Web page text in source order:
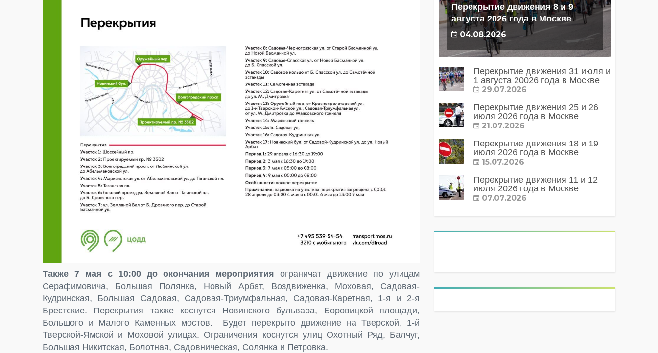
Также 7 мая с 10:00 до окончания мероприятия ограничат движение по улицам
Серафимовича, Большая Полянка, Новый Арбат, Воздвиженка, Моховая, Садовая-
Кудринская, Большая Садовая, Садовая-Триумфальная, Садовая-Каретная, 1-я и 2-я
Брестские. Перекрытия также коснутся Новинского бульвара, Боровицкой площади,
Большого и Малого Каменных мостов. Будет перекрыто движение на Тверской, 1-й
Тверской-Ямской и Моховой улицах. Ограничения коснутся улиц Охотный Ряд, Балчуг,
Большая Никитская, Болотная, Садовническая, Солянка и Петровка.
Перекрытие движения 8 и 9
августа 2026 года в Москве
04.08.2026
Перекрытие движения 31 июля и
1 августа 20026 года в Москве
29.07.2026
Перекрытие движения 25 и 26
июля 2026 года в Москве
21.07.2026
Перекрытие движения 18 и 19
июля 2026 года в Москве
15.07.2026
Перекрытие движения 11 и 12
июля 2026 года в Москве
07.07.2026